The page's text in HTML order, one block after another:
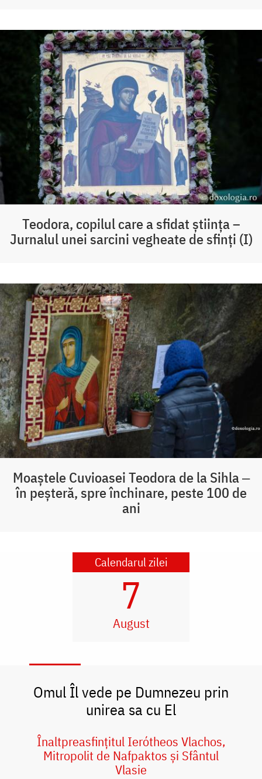
Teodora, copilul care a sfidat știința –
Jurnalul unei sarcini vegheate de sfinți (I)
Moaștele Cuvioasei Teodora de la Sihla ‒
în peșteră, spre închinare, peste 100 de
ani
Calendarul zilei
7
August
Omul Îl vede pe Dumnezeu prin
unirea sa cu El
Înaltpreasfințitul Ierótheos Vlachos,
Mitropolit de Nafpaktos și Sfântul
Vlasie